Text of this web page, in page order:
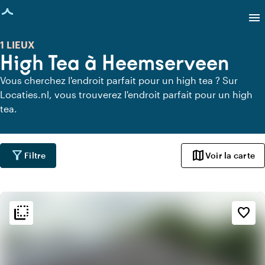
chargée
menu
High Tea à Heemserveen
1 LIEUX
Vous cherchez l'endroit parfait pour un high tea ? Sur
Locaties.nl, vous trouverez l'endroit parfait pour un high
tea.
filter_alt Filtre mapVoir la carte
flip_to_back favorite_border
flip_to_back Ambiance
info
Pub/café